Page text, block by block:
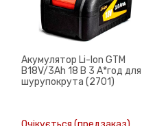
Акумулятор Li-Ion GTM
B18V/3Аh 18 В 3 А*год для
шурупокрута (2701)